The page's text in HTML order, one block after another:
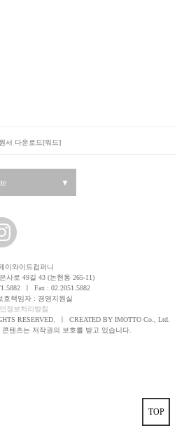
서 다운로드[워드]
▼
이와이드컴퍼니
사로 49길 43 (논현동 265-11)
Fax : 02.2051.5882
호책임자 : 경영지원실
정보처리방침
RESERVED.
CREATED BY IMOTTO Co., Ltd.
텐츠는 저작권의 보호를 받고 있습니다.
TOP